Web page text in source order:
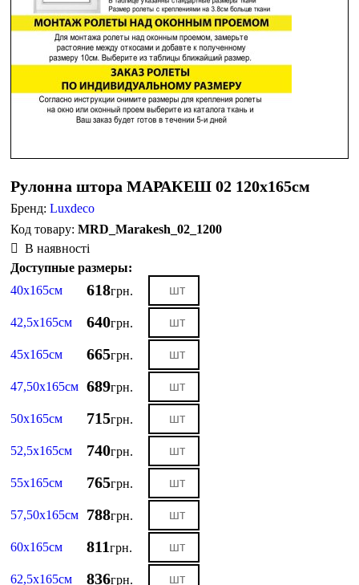
Рулонна штора МАРАКЕШ 02 120х165см
Бренд:Luxdeco
MRD_Marakesh_02_1200
В наявності
Доступные размеры:
40х165см
618грн.
42,5х165см 640грн.
45х165см 665грн.
47,50х165см 689грн.
50х165см 715грн.
52,5х165см 740грн.
55х165см 765грн.
57,50х165см 788грн.
60х165см 811грн.
62,5х165см 836грн.